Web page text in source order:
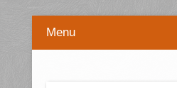
Menu